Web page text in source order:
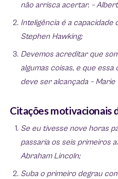
não arrisca acertar. –
Inteligência é a capacidade
Stephen Hawking;
Devemos acreditar que
algumas coisas, e que
deve ser alcançada – Marie
Citações motivacionais
Se eu tivesse nove horas
passaria os seis primeiros
Abraham Lincoln;
Suba o primeiro degrau